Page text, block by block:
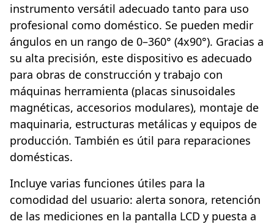
instrumento versátil adecuado tanto para uso
profesional como doméstico. Se pueden medir
ángulos en un rango de 0–360° (4x90°). Gracias a
su alta precisión, este dispositivo es adecuado
para obras de construcción y trabajo con
máquinas herramienta (placas sinusoidales
magnéticas, accesorios modulares), montaje de
maquinaria, estructuras metálicas y equipos de
producción. También es útil para reparaciones
domésticas.
Incluye varias funciones útiles para la
comodidad del usuario: alerta sonora, retención
de las mediciones en la pantalla LCD y puesta a